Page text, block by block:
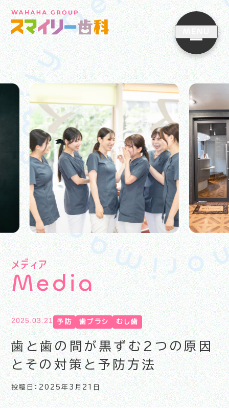
メディア
Media
2025.03.21 予防 歯ブラシ むし歯
歯と歯の間が黒ずむ2つの原因
とその対策と予防方法
投稿日：2025年3月21日